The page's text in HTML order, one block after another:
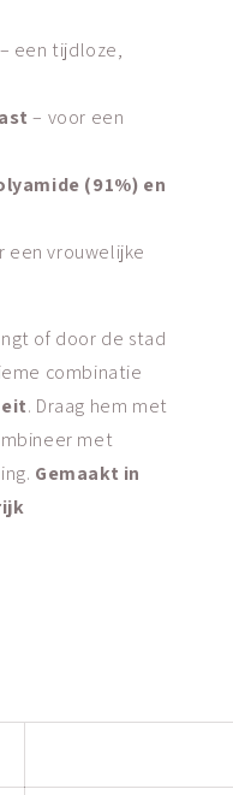
– een tijdloze,
– voor een
(91%) en
een vrouwelijke
of door de stad
combinatie
. Draag hem met
met
Gemaakt in